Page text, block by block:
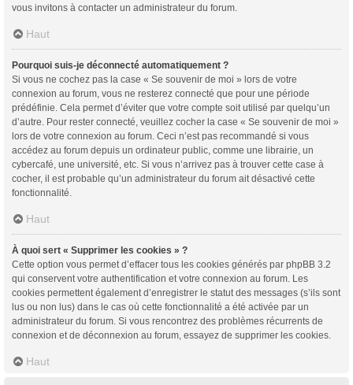
vous invitons à contacter un administrateur du forum.
Haut
Pourquoi suis-je déconnecté automatiquement ?
Si vous ne cochez pas la case « Se souvenir de moi » lors de votre
connexion au forum, vous ne resterez connecté que pour une période
prédéfinie. Cela permet d’éviter que votre compte soit utilisé par quelqu’un
d’autre. Pour rester connecté, veuillez cocher la case « Se souvenir de moi »
lors de votre connexion au forum. Ceci n’est pas recommandé si vous
accédez au forum depuis un ordinateur public, comme une librairie, un
cybercafé, une université, etc. Si vous n’arrivez pas à trouver cette case à
cocher, il est probable qu’un administrateur du forum ait désactivé cette
fonctionnalité.
Haut
À quoi sert « Supprimer les cookies » ?
Cette option vous permet d’effacer tous les cookies générés par phpBB 3.2
qui conservent votre authentification et votre connexion au forum. Les
cookies permettent également d’enregistrer le statut des messages (s’ils sont
lus ou non lus) dans le cas où cette fonctionnalité a été activée par un
administrateur du forum. Si vous rencontrez des problèmes récurrents de
connexion et de déconnexion au forum, essayez de supprimer les cookies.
Haut